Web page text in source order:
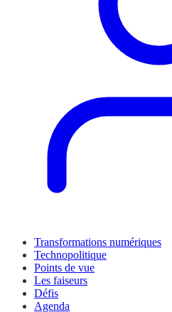
Transformations numériques
Technopolitique
Points de vue
Les faiseurs
Défis
Agenda